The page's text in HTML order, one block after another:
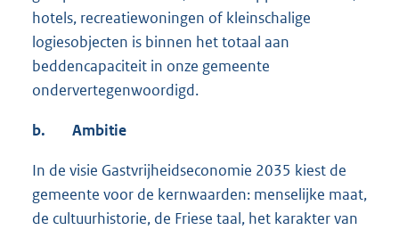
hotels, recreatiewoningen of kleinschalige
logiesobjecten is binnen het totaal aan
beddencapaciteit in onze gemeente
ondervertegenwoordigd.
b. Ambitie
In de visie Gastvrijheidseconomie 2035 kiest de
gemeente voor de kernwaarden: menselijke maat,
de cultuurhistorie, de Friese taal, het karakter van